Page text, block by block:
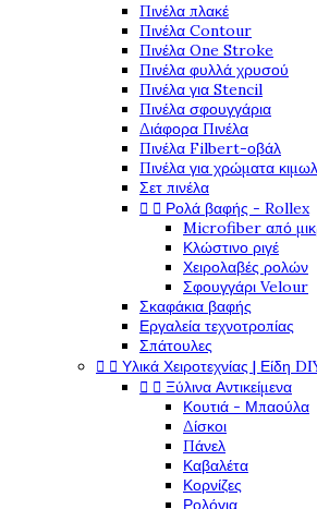
Πινέλα πλακέ
Πινέλα Contour
Πινέλα One Stroke
Πινέλα φυλλά χρυσού
Πινέλα για Stencil
Πινέλα σφουγγάρια
Διάφορα Πινέλα
Πινέλα Filbert-οβάλ
Πινέλα για χρώματα
Σετ πινέλα
  Ρολά βαφής - Rollex
Microfiber από
Κλώστινο ριγέ
Χειρολαβές ρολών
Σφουγγάρι Velour
Σκαφάκια βαφής
Εργαλεία τεχνοτροπίας
Σπάτουλες
  Υλικά Χειροτεχνίας | Είδη
  Ξύλινα Αντικείμενα
Κουτιά - Μπαούλα
Δίσκοι
Πάνελ
Καβαλέτα
Κορνίζες
Ρολόγια